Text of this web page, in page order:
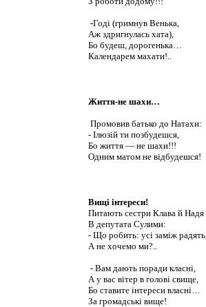
-Годі (гримнув Венька,
Аж здригнулась хата),
Бо будеш, дорогенька…
Календарем махати!..
Життя-не шахи…
Промовив батько до Натахи:
- Ілюзій ти позбудешся,
Бо життя — не шахи!!!
Одним матом не відбудешся!
Вищі інтереси!
Питають сестри Клава й Надя
В депутата Сулими:
- Що робить: усі заміж радять,
А не хочемо ми?..
- Вам дають поради класні,
А у вас вітер в голові свище,
Бо ставите інтереси власні…
За громадські вище!